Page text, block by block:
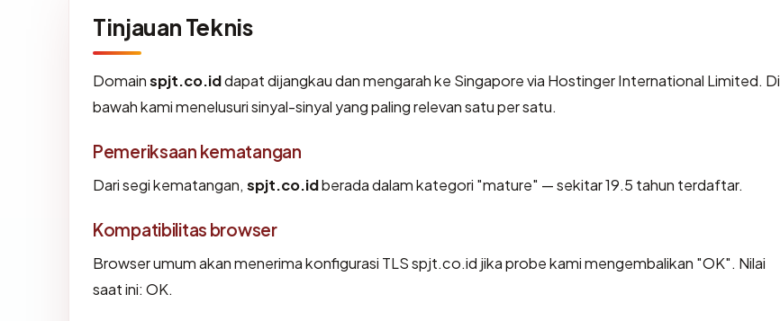
Tinjauan Teknis
Domainspjt.co.iddapat dijangkau dan mengarah ke Singapore via Hostinger International Limited. Di
bawah kami menelusuri sinyal-sinyal yang paling relevan satu per satu.
Pemeriksaan kematangan
Dari segi kematangan, spjt.co.idberada dalam kategori "mature" — sekitar 19.5 tahun terdaftar.
Kompatibilitas browser
Browser umum akan menerima konfigurasi TLS spjt.co.id jika probe kami mengembalikan "OK". Nilai
saat ini: OK.